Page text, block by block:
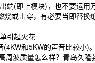
端(即上模块)，也不要运
或击穿，有必要当即替
引起火花
和5KW的声音比较小
周波质量怎么样？青岛久